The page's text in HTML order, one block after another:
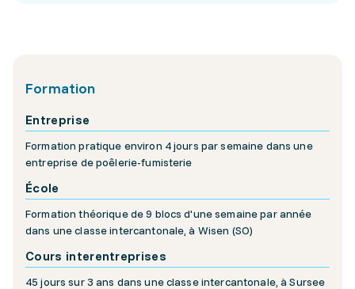
Formation
Entreprise
Formation pratique environ 4 jours par semaine dans une
entreprise de poêlerie-fumisterie
École
Formation théorique de 9 blocs d'une semaine par année
dans une classe intercantonale, à Wisen (SO)
Cours interentreprises
45 jours sur 3 ans dans une classe intercantonale, à Sursee